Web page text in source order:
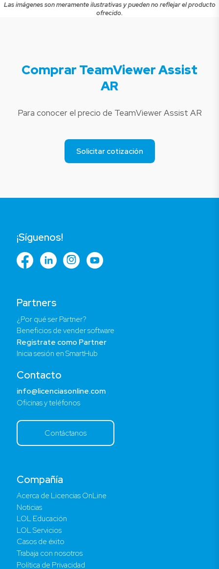
Las imágenes son meramente ilustrativas y pueden no reflejar el producto
ofrecido.
Comprar TeamViewer Assist
AR
Para conocer el precio de TeamViewer Assist AR
Solicitar cotización
Compañía
Acerca de Licencias OnLine
Noticias
LOL Educación
LOL Servicios
Casos de éxito
Trabaja con nosotros
Política de Privacidad
Partners
¿Por qué ser Partner?
Beneficios de vender software
Regístrate como Partner
Inicia sesión en SmartHub
Contacto
info@licenciasonline.com
Oficinas y teléfonos
Contáctanos
¡Síguenos!